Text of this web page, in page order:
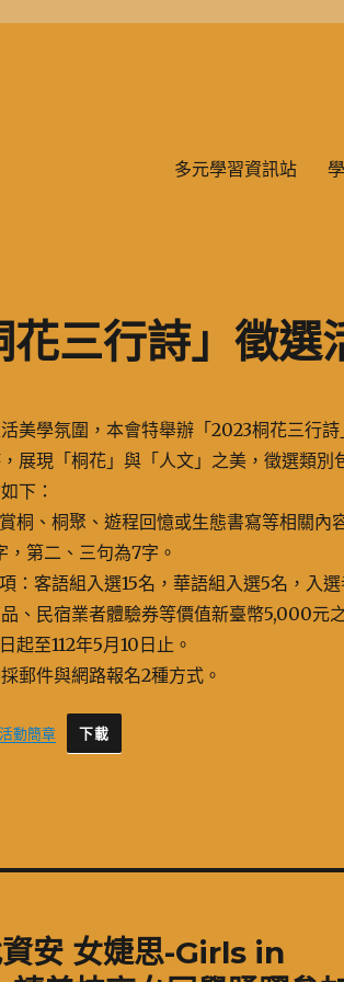
多元學習資訊站
三行詩」徵選
美學氛圍，本會特舉辦「2023桐花三行
展現「桐花」與「人文」之美，徵選類別
下：
桐、桐聚、遊程回憶或生態書寫等相關內
第二、三句為7字。
：客語組入選15名，華語組入選5名，入
、民宿業者體驗券等價值新臺幣5,000元
起至112年5月10日止。
郵件與網路報名2種方式。
動簡章 下載
安 女婕思-Girls in